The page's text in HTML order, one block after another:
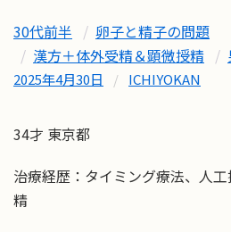
30代前半
卵子と精子の問題
漢方＋体外受精＆顕微授精
2025年4月30日 / ICHIYOKAN
34才 東京都
治療経歴：タイミング療法、人
精